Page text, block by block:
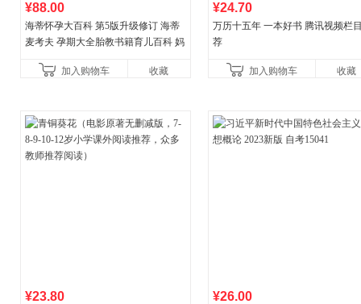
¥88.00
海蒂怀孕大百科 第5版升级修订 海蒂
麦考夫 孕期大全胎教书籍育儿百科 妈
健养生百科读物当
加入购物车 收藏
¥24.70
万历十五年 一本好书 腾讯视频栏
荐
加入购物车 收藏
¥23.80 ¥26.00